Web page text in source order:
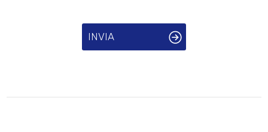
INVIA